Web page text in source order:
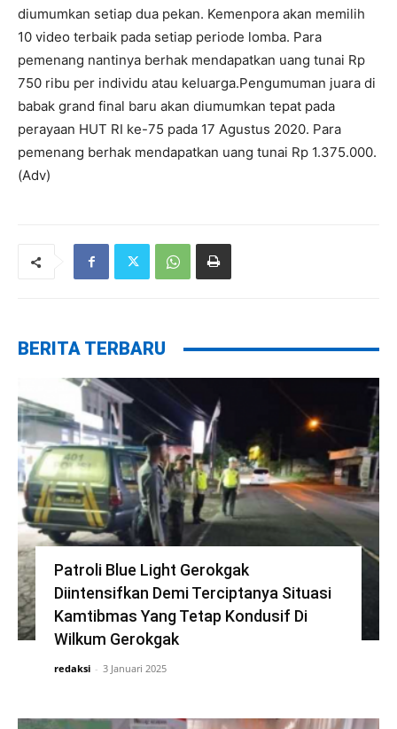
diumumkan setiap dua pekan. Kemenpora akan memilih
10 video terbaik pada setiap periode lomba. Para
pemenang nantinya berhak mendapatkan uang tunai Rp
750 ribu per individu atau keluarga.Pengumuman juara di
babak grand final baru akan diumumkan tepat pada
perayaan HUT RI ke-75 pada 17 Agustus 2020. Para
pemenang berhak mendapatkan uang tunai Rp 1.375.000.
(Adv)
BERITA TERBARU
Patroli Blue Light Gerokgak
Diintensifkan Demi Terciptanya Situasi
Kamtibmas Yang Tetap Kondusif Di
Wilkum Gerokgak
redaksi - 3 Januari 2025